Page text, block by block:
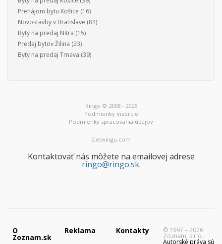
Prenájom bytu Košice (16)
Novostavby v Bratislave (84)
Byty na predaj Nitra (15)
Predaj bytov Žilina (23)
Byty na predaj Trnava (39)
Ringo © 2008 - 2026
Podmienky inzercie
Podmienky spracovania údajov
Getwingu.com
Kontaktovať nás môžete na emailovej adrese
ringo@ringo.sk.
O
Zoznam.sk
Reklama Kontakty © 1997 – 2026
Zoznam, s.r.o.
Autorské práva sú